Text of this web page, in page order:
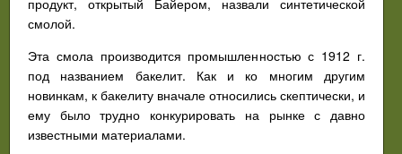
продукт, открытый Байером, назвали синтетической
смолой.
Эта смола производится промышленностью с 1912 г.
под названием бакелит. Как и ко многим другим
новинкам, к бакелиту вначале относились скептически, и
ему было трудно конкурировать на рынке с давно
известными материалами.